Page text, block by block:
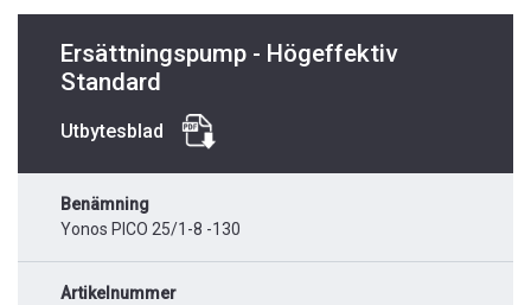
Ersättningspump - Högeffektiv
Standard
Utbytesblad
Benämning
Yonos PICO 25/1-8 -130
Artikelnummer